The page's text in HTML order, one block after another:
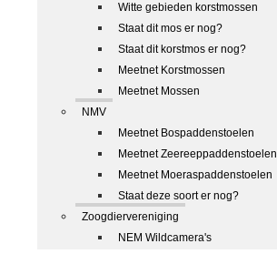
Witte gebieden korstmossen
Staat dit mos er nog?
Staat dit korstmos er nog?
Meetnet Korstmossen
Meetnet Mossen
NMV
Meetnet Bospaddenstoelen
Meetnet Zeereeppaddenstoelen
Meetnet Moeraspaddenstoelen
Staat deze soort er nog?
Zoogdiervereniging
NEM Wildcamera's